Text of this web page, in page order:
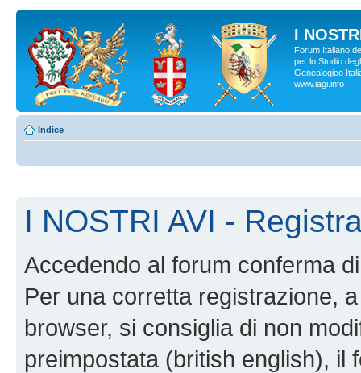
I
Forum Italiano
per lo Studio
Genealogico
www.iagi.info
Indice
I NOSTRI AVI -
Accedendo al forum conferma
Per una corretta registrazione,
browser, si consiglia di non
preimpostata (british english), il